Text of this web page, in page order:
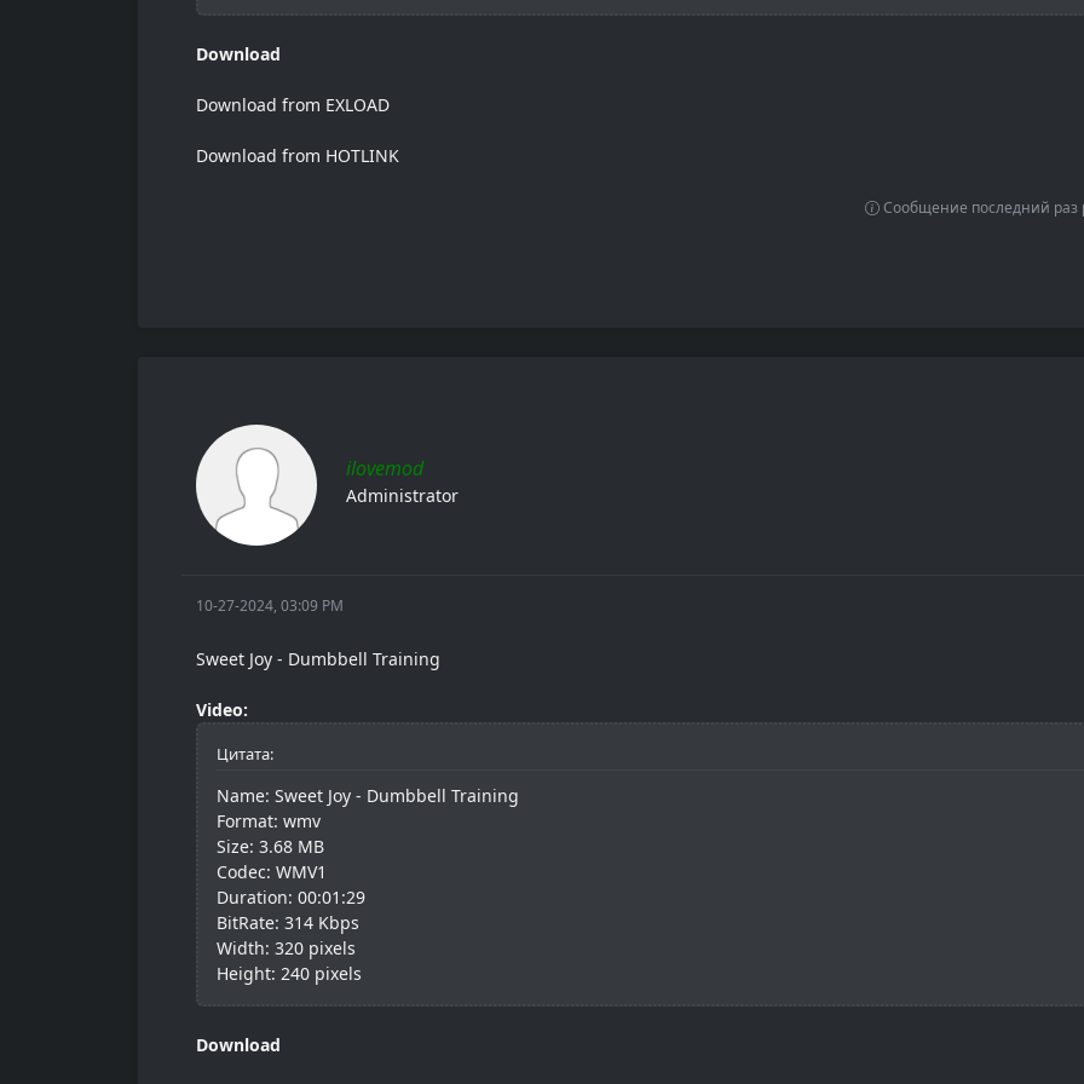
Download
Download from EXLOAD
Download from HOTLINK
Сообщение последний раз
ilovemod
Administrator
10-27-2024, 03:09 PM
Sweet Joy - Dumbbell Training
Video:
Цитата:
Name: Sweet Joy - Dumbbell Training
Format: wmv
Size: 3.68 MB
Codec: WMV1
Duration: 00:01:29
BitRate: 314 Kbps
Width: 320 pixels
Height: 240 pixels
Download